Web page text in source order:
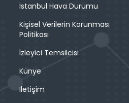
İstanbul Hava Durumu
Kişisel Verilerin Korunması
Politikası
İzleyici Temsilcisi
Künye
İletişim